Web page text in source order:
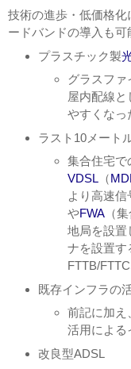
技術の進歩・低価格
ードバンドの導入も可
プラスチック製
グラスファ
屋内配線
やすくなっ
ラスト10メート
集合住宅で
VDSL （
より高速信
やFWA （
地局を設置
ナを設置す
FTTB/
既存インフラの
前記に加え
活用による
改良型ADSL